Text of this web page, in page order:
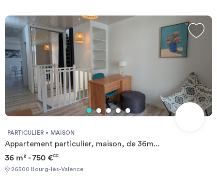
PARTICULIER MAISON
Appartement particulier, maison, de 36m...
36 m² - 750 €CC
26500 Bourg-lès-Valence